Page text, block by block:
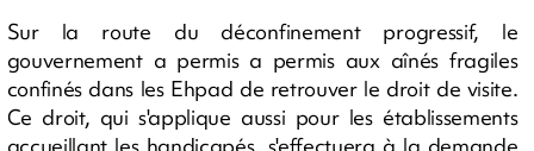
Sur la route du déconfinement progressif, le
gouvernement a permis a permis aux aînés fragiles
confinés dans les Ehpad de retrouver le droit de visite.
Ce droit, qui s'applique aussi pour les établissements